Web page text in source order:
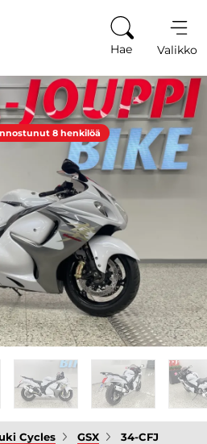
Hae Valikko
8 henkilöä
Cycles GSX 34-CFJ